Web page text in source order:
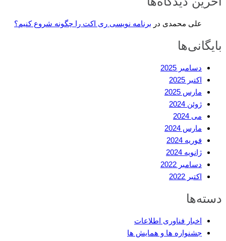
علی محمدی در برنامه نویسی ری اکت را چگونه شروع کنیم؟
بایگانی‌ها
دسامبر 2025
اکتبر 2025
مارس 2025
ژوئن 2024
می 2024
مارس 2024
فوریه 2024
ژانویه 2024
دسامبر 2022
اکتبر 2022
دسته‌ها
اخبار فناوری اطلاعات
جشنواره ها و همایش ها